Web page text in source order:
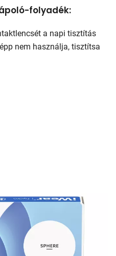
folyadék:
a napi tisztítás
nem használja, tisztítsa